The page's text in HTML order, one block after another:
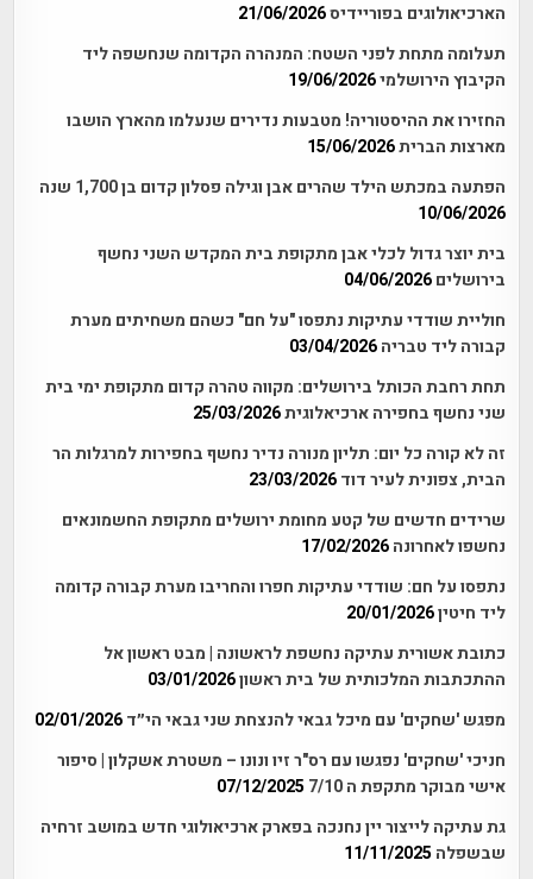
הארכיאולוגים בפוריידיס21/06/2026
תעלומה מתחת לפני השטח: המנהרה הקדומה שנחשפה ליד
הקיבוץ הירושלמי19/06/2026
החזירו את ההיסטוריה! מטבעות נדירים שנעלמו מהארץ הושבו
מארצות הברית15/06/2026
הפתעה במכתש הילד שהרים אבן וגילה פסלון קדום בן 1,700 שנה
10/06/2026
בית יוצר גדול לכלי אבן מתקופת בית המקדש השני נחשף
בירושלים 04/06/2026
חוליית שודדי עתיקות נתפסו "על חם" כשהם משחיתים מערת
קבורה ליד טבריה 03/04/2026
תחת רחבת הכותל בירושלים: מקווה טהרה קדום מתקופת ימי בית
שני נחשף בחפירה ארכיאלוגית25/03/2026
זה לא קורה כל יום: תליון מנורה נדיר נחשף בחפירות למרגלות הר
הבית, צפונית לעיר דוד 23/03/2026
שרידים חדשים של קטע מחומת ירושלים מתקופת החשמונאים
נחשפו לאחרונה 17/02/2026
נתפסו על חם: שודדי עתיקות חפרו והחריבו מערת קבורה קדומה
ליד חיטין20/01/2026
כתובת אשורית עתיקה נחשפת לראשונה | מבט ראשון אל
ההתכתבות המלכותית של בית ראשון03/01/2026
מפגש 'שחקים' עם מיכל גבאי להנצחת שני גבאי הי״ד 02/01/2026
חניכי 'שחקים' נפגשו עם רס"ר זיו ונונו – משטרת אשקלון | סיפור
אישי מבוקר מתקפת ה 7/10
07/12/2025
גת עתיקה לייצור יין נחנכה בפארק ארכיאולוגי חדש במושב זרחיה
שבשפלה 11/11/2025